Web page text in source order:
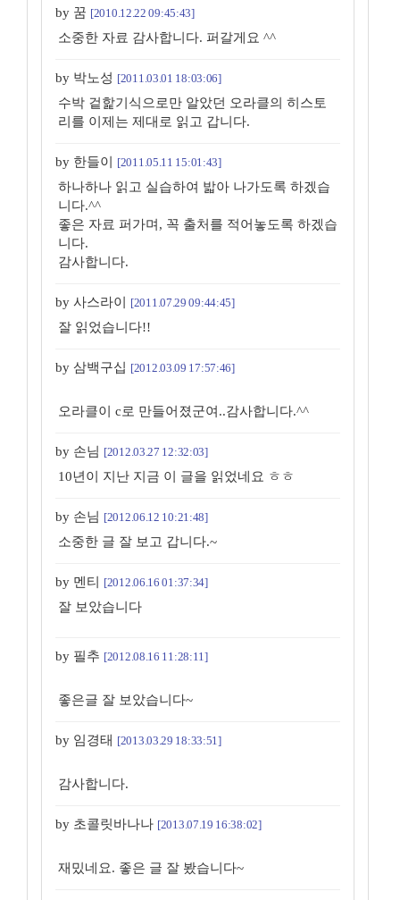
by 꿈 [2010.12.22 09:45:43]
소중한 자료 감사합니다. 퍼갈게요 ^^
by 박노성 [2011.03.01 18:03:06]
수박 겉핥기식으로만 알았던 오라클의 히스토
리를 이제는 제대로 읽고 갑니다.
by 한들이 [2011.05.11 15:01:43]
하나하나 읽고 실습하여 밟아 나가도록 하겠습
니다.^^
좋은 자료 퍼가며, 꼭 출처를 적어놓도록 하겠습
니다.
감사합니다.
by 사스라이 [2011.07.29 09:44:45]
잘 읽었습니다!!
by 삼백구십 [2012.03.09 17:57:46]
오라클이 c로 만들어졌군여..감사합니다.^^
by 손님 [2012.03.27 12:32:03]
10년이 지난 지금 이 글을 읽었네요 ㅎㅎ
by 손님 [2012.06.12 10:21:48]
소중한 글 잘 보고 갑니다.~
by 멘티 [2012.06.16 01:37:34]
잘 보았습니다
by 필추 [2012.08.16 11:28:11]
좋은글 잘 보았습니다~
by 임경태 [2013.03.29 18:33:51]
감사합니다.
by 초콜릿바나나 [2013.07.19 16:38:02]
재밌네요. 좋은 글 잘 봤습니다~